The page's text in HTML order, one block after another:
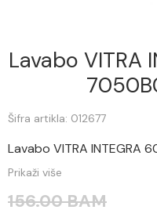
Lavabo VITRA
Šifra artikla: 012677
Lavabo VITRA INTEGRA
Prikaži više
156.00 BAM